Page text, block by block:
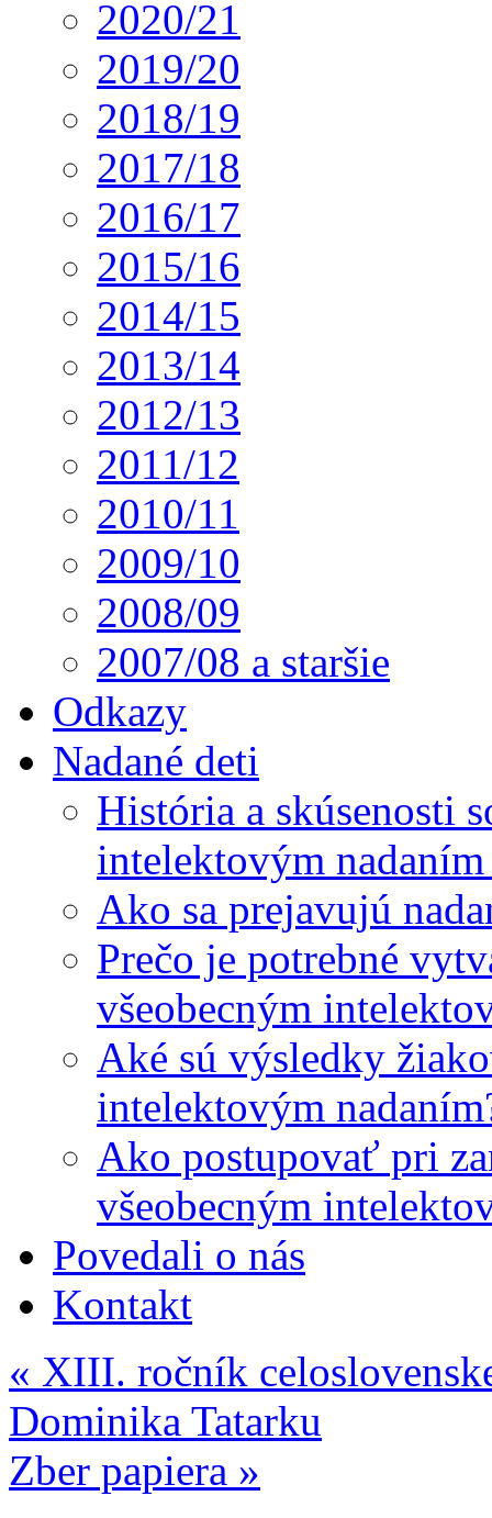
2020/21
2019/20
2018/19
2017/18
2016/17
2015/16
2014/15
2013/14
2012/13
2011/12
2010/11
2009/10
2008/09
2007/08 a staršie
Odkazy
Nadané deti
História a skúsenosti
intelektovým
Ako sa prejavujú
Prečo je potrebné
všeobecným
Aké sú výsledky
intelektovým
Ako postupovať pri
všeobecným
Povedali o nás
Kontakt
« XIII. ročník
Dominika Tatarku
Zber papiera »